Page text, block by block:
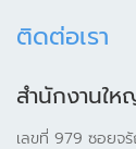
ติดต่อเรา
สำนักงานใ
เลขที่ 979 ซอยจ